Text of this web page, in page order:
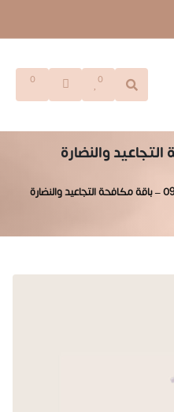
0
0